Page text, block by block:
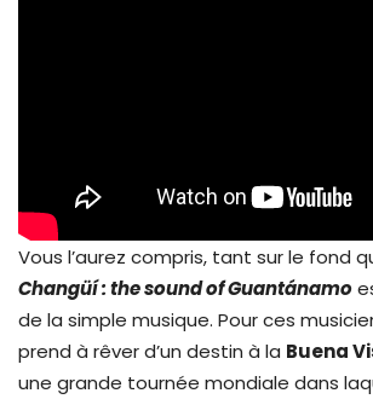
Vous l’aurez compris, tant sur le fond
Changüí : the sound of Guantánamo
de la simple musique. Pour ces
prend à rêver d’un destin à la Buena
une grande tournée mondiale dans